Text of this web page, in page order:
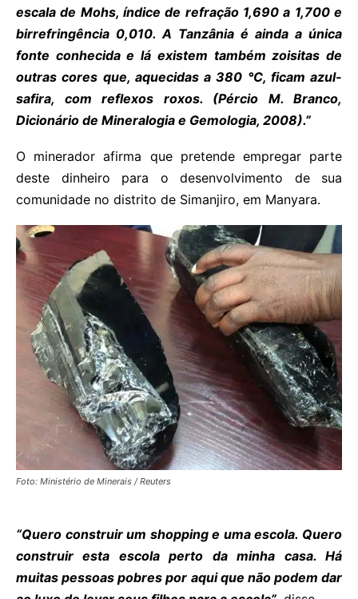
escala de Mohs, índice de refração 1,690 a 1,700 e
birrefringência 0,010. A Tanzânia é ainda a única
fonte conhecida e lá existem também zoisitas de
outras cores que, aquecidas a 380 °C, ficam azul-
safira, com reflexos roxos. (Pércio M. Branco,
Dicionário de Mineralogia e Gemologia, 2008).”
O minerador afirma que pretende empregar parte
deste dinheiro para o desenvolvimento de sua
comunidade no distrito de Simanjiro, em Manyara.
Foto: Ministério de Minerais / Reuters
“Quero construir um shopping e uma escola. Quero
construir esta escola perto da minha casa. Há
muitas pessoas pobres por aqui que não podem dar